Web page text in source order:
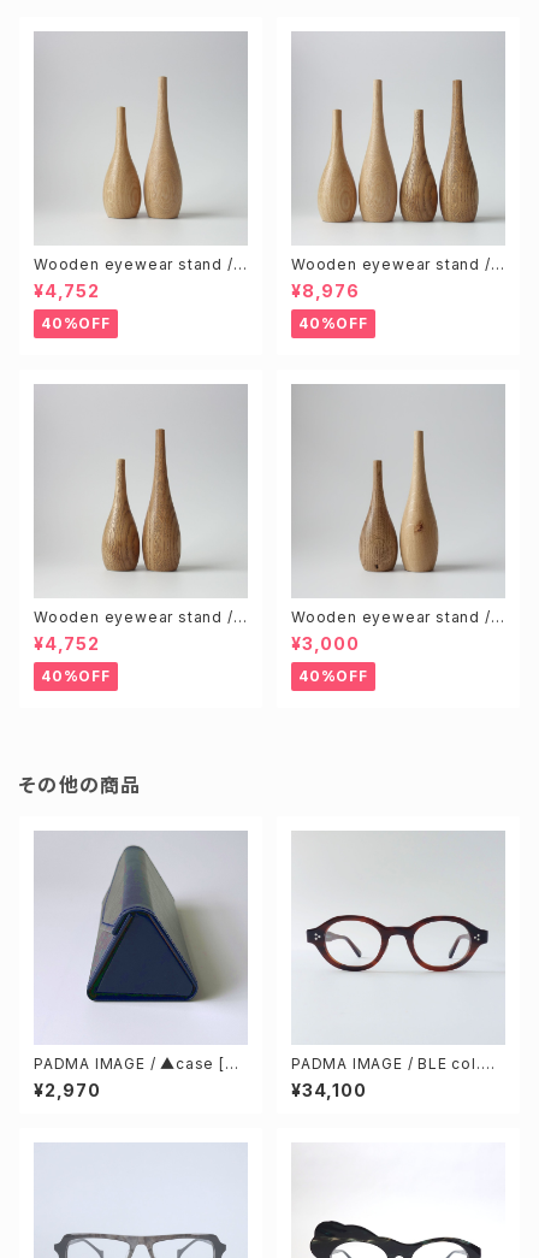
Wooden eyewear stand /
Natural (S & L size 2pcs)
¥4,752
40%OFF
Wooden eyewear stand /
Natural & Brown (S & L 4pc
s)
¥8,976
40%OFF
Wooden eyewear stand /
Brown (S & L size 2pcs)
¥4,752
40%OFF
Wooden eyewear stand /
Knotty (Random 2pcs)
¥3,000
40%OFF
その他の商品
PADMA IMAGE / ▲case [Na
vy] & cleaning cloth
¥2,970
PADMA IMAGE / BLE col.3
[dark brown]
¥34,100